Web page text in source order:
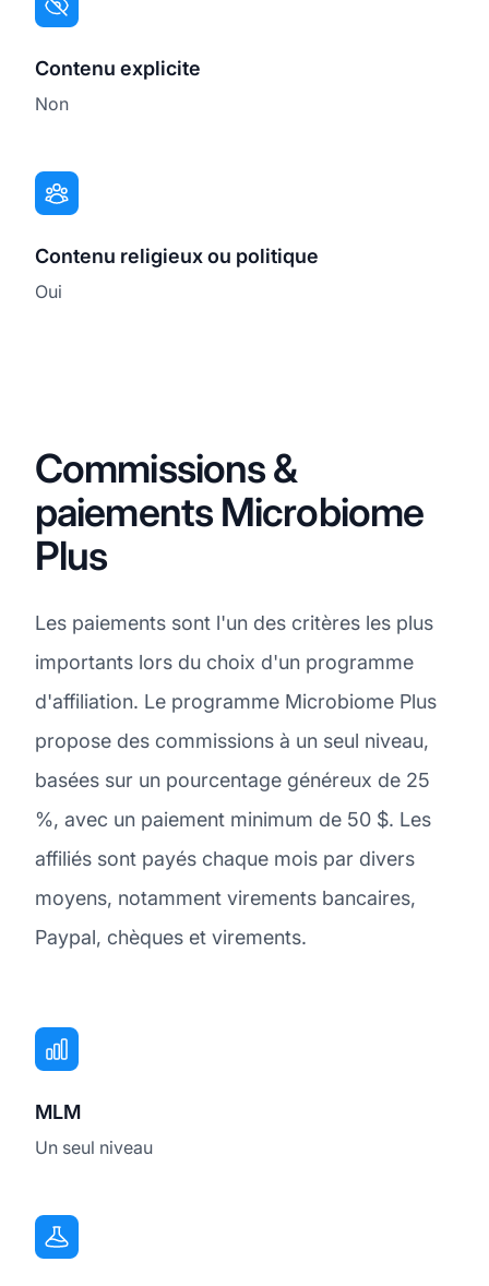
Contenu explicite
Non
Contenu religieux ou politique
Oui
Commissions &
paiements Microbiome
Plus
Les paiements sont l'un des critères les plus
importants lors du choix d'un programme
d'affiliation. Le programme Microbiome Plus
propose des commissions à un seul niveau,
basées sur un pourcentage généreux de 25
%, avec un paiement minimum de 50 $. Les
affiliés sont payés chaque mois par divers
moyens, notamment virements bancaires,
Paypal, chèques et virements.
MLM
Un seul niveau